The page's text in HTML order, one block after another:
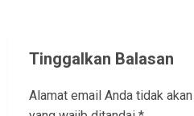
Tinggalkan Balasan
Alamat email Anda tidak